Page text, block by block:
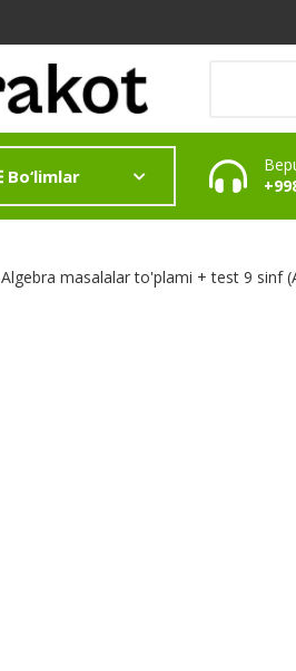
Bo‘limlar
Algebra masalalar to'plami + test 9 sinf